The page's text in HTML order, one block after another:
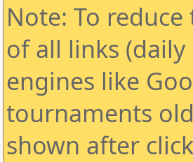
Note: To
of all links (daily
engines like
tournaments
shown after